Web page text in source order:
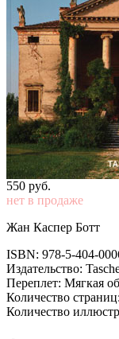
550 pуб.
нет в продаже
Жан Каспер Ботт
ISBN: 978-5-404-
Издательство:
Переплет: Мягкая
Количество
Количество